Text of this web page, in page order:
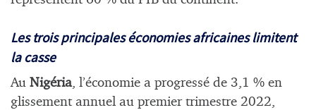
Les trois principales économies africaines limitent
la casse
Au Nigéria, l’économie a progressé de 3,1 % en
glissement annuel au premier trimestre 2022,